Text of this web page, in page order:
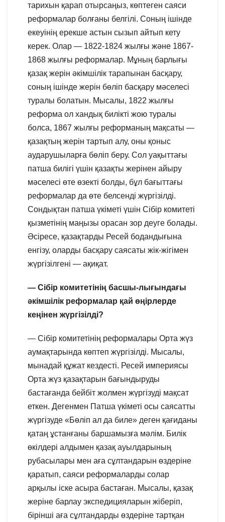
тарихын қарап отырсаңыз, көптеген саяси
реформалар болғаны белгілі. Соның ішінде
екеуінің ерекше астын сызып айтып кету
керек. Олар — 1822-1824 жылғы және 1867-
1868 жылғы реформалар. Мұның барлығы
қазақ жерін әкімшілік тарапынан басқару,
соның ішінде жерін бөліп басқару мәселесі
туралы болатын. Мысалы, 1822 жылғы
реформа ол хандық билікті жою туралы
болса, 1867 жылғы реформаның мақсаты —
қазақтың жерін тартып алу, оны қоныс
аударушыларға бөліп беру. Сол уақыттағы
патша билігі үшін қазақты жерінен айыру
мәселесі өте өзекті болды, бұл бағыттағы
реформалар да өте белсенді жүргізілді.
Сондықтан патша үкіметі үшін Сібір комитеті
қызметінің маңызы орасан зор деуге болады.
Әсіресе, қазақтарды Ресей бодандығына
енгізу, оларды басқару саясаты жік-жігімен
жүргізілгені — ақиқат.
— Сібір комитетінің басшы-лығындағы
әкімшілік реформалар қай өңірлерде
кеңінен жүргізілді?
— Сібір комитетінің реформалары Орта жүз
аумақтарында көптеп жүргізілді. Мысалы,
мынадай құжат кездесті. Ресей империясы
Орта жүз қазақтарын бағындыруды
бастағанда бейбіт жолмен жүргізуді мақсат
еткен. Дегенмен Патша үкіметі осы саясатты
жүргізуде «Бөліп ал да биле» деген қағиданы
қатаң ұстанғаны баршамызға мәлім. Билік
өкілдері алдымен қазақ ауылдарының
рубасылары мен аға сұлтандарын өздеріне
қаратып, саяси реформаларды солар
арқылы іске асыра бастаған. Мысалы, қазақ
жеріне барлау экспедицияларын жіберіп,
бірінші аға сұлтандарды өздеріне тартқан